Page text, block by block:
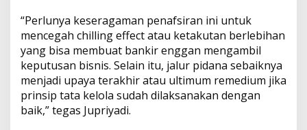
“Perlunya keseragaman penafsiran ini untuk
mencegah chilling effect atau ketakutan berlebihan
yang bisa membuat bankir enggan mengambil
keputusan bisnis. Selain itu, jalur pidana sebaiknya
menjadi upaya terakhir atau ultimum remedium jika
prinsip tata kelola sudah dilaksanakan dengan
baik,” tegas Jupriyadi.